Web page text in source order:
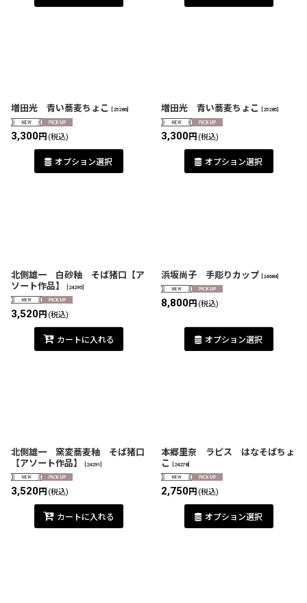
増田光 青い蕎麦ちょこ 25286]
3,300円 (税込)
オプション選択
増田光 青い蕎麦ちょこ 25285
3,300円 (税込)
オプション選択
北側雄一 白砂釉 そば猪口【ア
ソート作品】
24295
3,520円 (税込)
カートに入れる
浜坂尚子 手彫りカップ 24684]
8,800円 (税込)
オプション選択
北側雄一 窯変蕎麦釉 そば猪口
【アソート作品】
24291
3,520円 (税込)
カートに入れる
本郷里奈 ラピス はなそばちょ
こ
24278]
2,750円 (税込)
オプション選択